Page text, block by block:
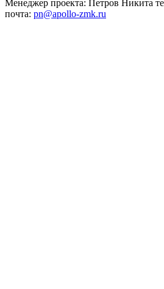
Менеджер проекта: Петров Никита
почта: pn@apollo-zmk.ru